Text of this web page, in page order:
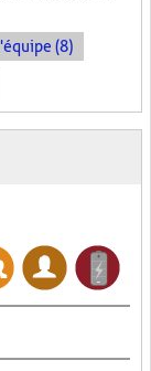
(8)